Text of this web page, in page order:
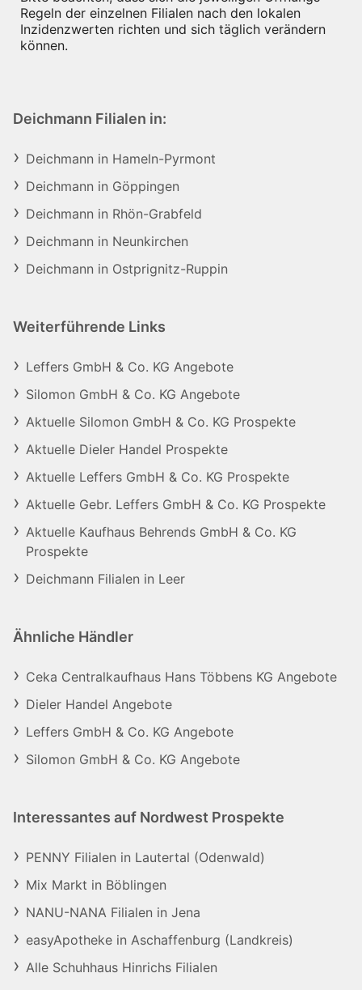
Regeln der einzelnen Filialen nach den lokalen
Inzidenzwerten richten und sich täglich verändern
können.
Deichmann Filialen in:
Deichmann in Hameln-Pyrmont
Deichmann in Göppingen
Deichmann in Rhön-Grabfeld
Deichmann in Neunkirchen
Deichmann in Ostprignitz-Ruppin
Weiterführende Links
Leffers GmbH & Co. KG Angebote
Silomon GmbH & Co. KG Angebote
Aktuelle Silomon GmbH & Co. KG Prospekte
Aktuelle Dieler Handel Prospekte
Aktuelle Leffers GmbH & Co. KG Prospekte
Aktuelle Gebr. Leffers GmbH & Co. KG Prospekte
Aktuelle Kaufhaus Behrends GmbH & Co. KG
Prospekte
Deichmann Filialen in Leer
Ähnliche Händler
Ceka Centralkaufhaus Hans Többens KG Angebote
Dieler Handel Angebote
Leffers GmbH & Co. KG Angebote
Silomon GmbH & Co. KG Angebote
Interessantes auf Nordwest Prospekte
PENNY Filialen in Lautertal (Odenwald)
Mix Markt in Böblingen
NANU-NANA Filialen in Jena
easyApotheke in Aschaffenburg (Landkreis)
Alle Schuhhaus Hinrichs Filialen